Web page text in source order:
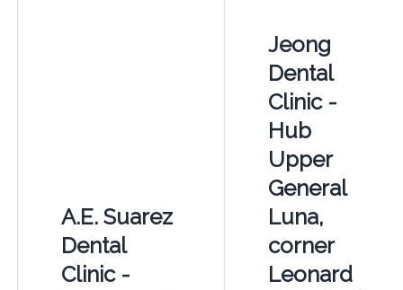
A.E. Suarez
Dental
Clinic -
Jeong
Dental
Clinic -
Hub
Upper
General
Luna,
corner
Leonard